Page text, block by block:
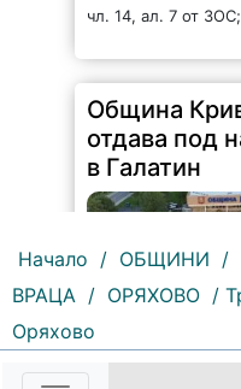
чл. 14, ал. 7 от ЗОС;
Община
отдава под
в Галатин
110 | 2026-08-
Начало / ОБЩИНИ /
ВРАЦА / ОРЯХОВО /
Оряхово